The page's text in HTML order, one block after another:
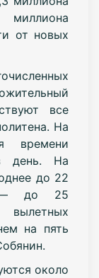
от новых
все
На
времени
день. На
до 22
— до 25
на пять
около